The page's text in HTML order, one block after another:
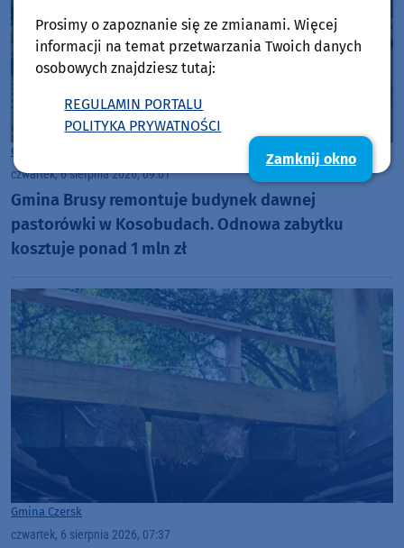
Gmina Brusy
czwartek, 6 sierpnia 2026, 09:01
Gmina Brusy remontuje budynek dawnej
pastorówki w Kosobudach. Odnowa zabytku
kosztuje ponad 1 mln zł
Gmina Czersk
czwartek, 6 sierpnia 2026, 07:37
Prosimy o zapoznanie się ze zmianami. Więcej
informacji na temat przetwarzania Twoich danych
osobowych znajdziesz tutaj:
REGULAMIN PORTALU
POLITYKA PRYWATNOŚCI
Zamknij okno